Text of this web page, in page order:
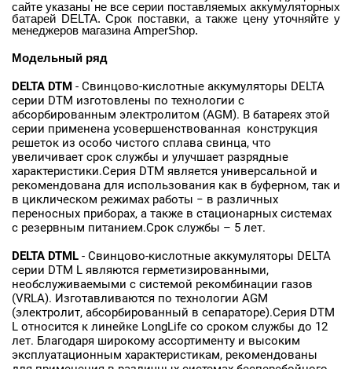
сайте указаны не все серии поставляемых аккумуляторных
батарей DELTA. Срок поставки, а также цену уточняйте у
менеджеров магазина AmperShop.
Модельный ряд
DELTA DTM - Свинцово-кислотные аккумуляторы DELTA
серии DTM изготовлены по технологии с
абсорбированным электролитом (AGM). В батареях этой
серии применена усовершенствованная конструкция
решеток из особо чистого сплава свинца, что
увеличивает срок службы и улучшает разрядные
характеристики.Серия DTM является универсальной и
рекомендована для использования как в буферном, так и
в циклическом режимах работы − в различных
переносных приборах, а также в стационарных системах
с резервным питанием.Срок службы – 5 лет.
DELTA DTML - Свинцово-кислотные аккумуляторы DELTA
серии DTM L являются герметизированными,
необслуживаемыми с системой рекомбинации газов
(VRLA). Изготавливаются по технологии AGM
(электролит, абсорбированный в сепараторе).Серия DTM
L относится к линейке LongLife со сроком службы до 12
лет. Благодаря широкому ассортименту и высоким
эксплуатационным характеристикам, рекомендованы